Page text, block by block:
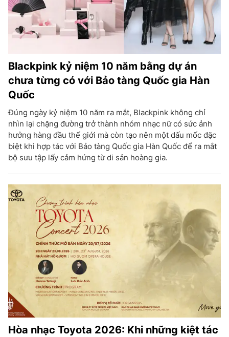
Blackpink kỷ niệm 10 năm bằng dự án
chưa từng có với Bảo tàng Quốc gia Hàn
Quốc
Đúng ngày kỷ niệm 10 năm ra mắt, Blackpink không chỉ
nhìn lại chặng đường trở thành nhóm nhạc nữ có sức ảnh
hưởng hàng đầu thế giới mà còn tạo nên một dấu mốc đặc
biệt khi hợp tác với Bảo tàng Quốc gia Hàn Quốc để ra mắt
bộ sưu tập lấy cảm hứng từ di sản hoàng gia.
Hòa nhạc Toyota 2026: Khi những kiệt tác